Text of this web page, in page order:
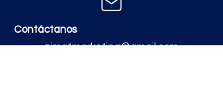
Contáctanos
zimatmarketing@gmail.com